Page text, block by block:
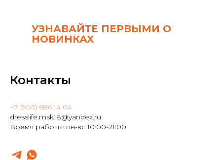
УЗНАВАЙТЕ ПЕРВЫМИ О
НОВИНКАХ
Контакты
+7 (903) 686 14 04
dresslife.msk18@yandex.ru
Время работы: пн-вс 10:00-21:00